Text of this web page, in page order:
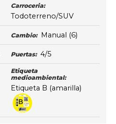
Carroceria:
Todoterreno/SUV
Cambio: Manual (6)
Puertas: 4/5
Etiqueta
medioambiental:
Etiqueta B (amarilla)